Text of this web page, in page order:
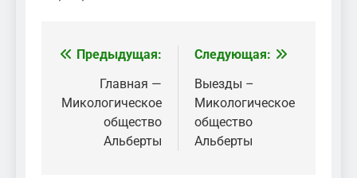
Навигация
записям
Предыдущая:
Главная —
Микологическое
общество
Альберты
Следующая:
Выезды –
Микологическое
общество
Альберты